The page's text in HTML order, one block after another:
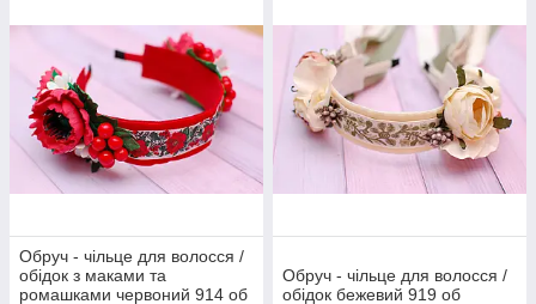
Обруч - чільце для волосся /
обідок з маками та
ромашками червоний 914 об
Обруч - чільце для волосся /
обідок бежевий 919 об